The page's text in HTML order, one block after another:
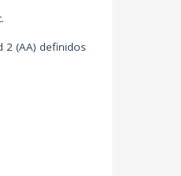
2 (AA) definidos